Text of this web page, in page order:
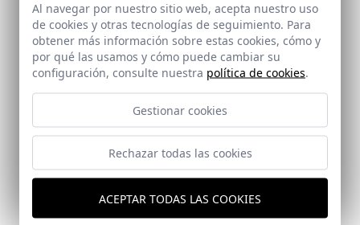
Ref: 0977_29
Al navegar por nuestro sitio web, acepta nuestro uso
de cookies y otras tecnologías de seguimiento. Para
obtener más información sobre estas cookies, cómo y
por qué las usamos y cómo puede cambiar su
configuración, consulte nuestra política de cookies.
Gestionar cookies
Rechazar todas las cookies
ACEPTAR TODAS LAS COOKIES